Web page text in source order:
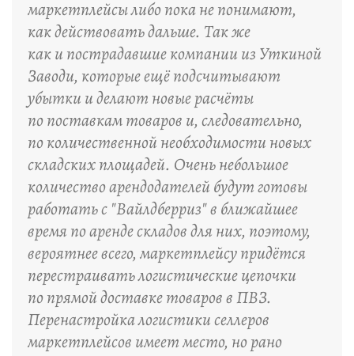
маркетплейсы либо пока не понимают,
как действовать дальше. Так же
как и пострадавшие компании из Уткиной
Заводи, которые ещё подсчитывают
убытки и делают новые расчёты
по поставкам товаров и, следовательно,
по количественной необходимости новых
складских площадей. Очень небольшое
количество арендодателей будут готовы
работать с "Вайлдберриз" в ближайшее
время по аренде складов для них, поэтому,
вероятнее всего, маркетплейсу придётся
перестраивать логистические цепочки
по прямой доставке товаров в ПВЗ.
Перенастройка логистики селлеров
маркетплейсов имеет место, но рано